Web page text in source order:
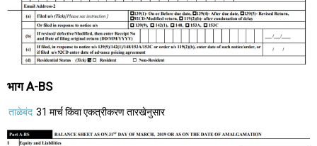
भाग A-BS
ताळेबंद 31 मार्च किंवा एकत्रीकरण तारखेनुसार